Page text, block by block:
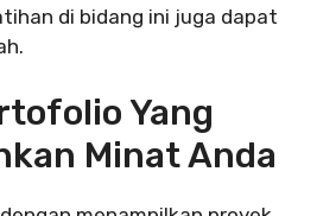
di bidang ini juga dapat
Yang
Minat Anda